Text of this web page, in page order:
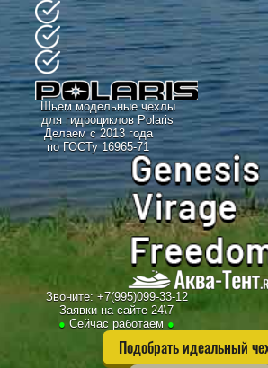
Шьем модельные чехлы
для гидроциклов Polaris
Делаем с 2013 года
по ГОСТу 16965-71
Звоните:+7(995)099-33-12
Заявки на сайте 24\7
● Сейчас работаем ●
Подобрать идеальный